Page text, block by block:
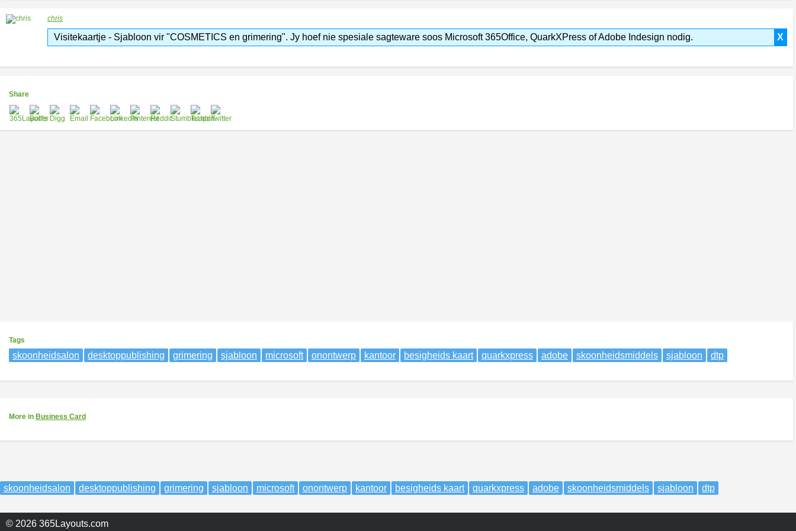
chris
X
Visitekaartje - Sjabloon vir "COSMETICS en grimering". Jy hoef nie spesiale sagteware soos Microsoft 365Office, QuarkXPress of Adobe Indesign nodig.
Share
Tags
skoonheidsalon desktoppublishing grimering sjabloon microsoft onontwerp kantoor besigheids kaart quarkxpress adobe skoonheidsmiddels sjabloon dtp
More in Business Card
skoonheidsalon desktoppublishing grimering sjabloon microsoft onontwerp kantoor besigheids kaart quarkxpress adobe skoonheidsmiddels sjabloon dtp
© 2026 365Layouts.com